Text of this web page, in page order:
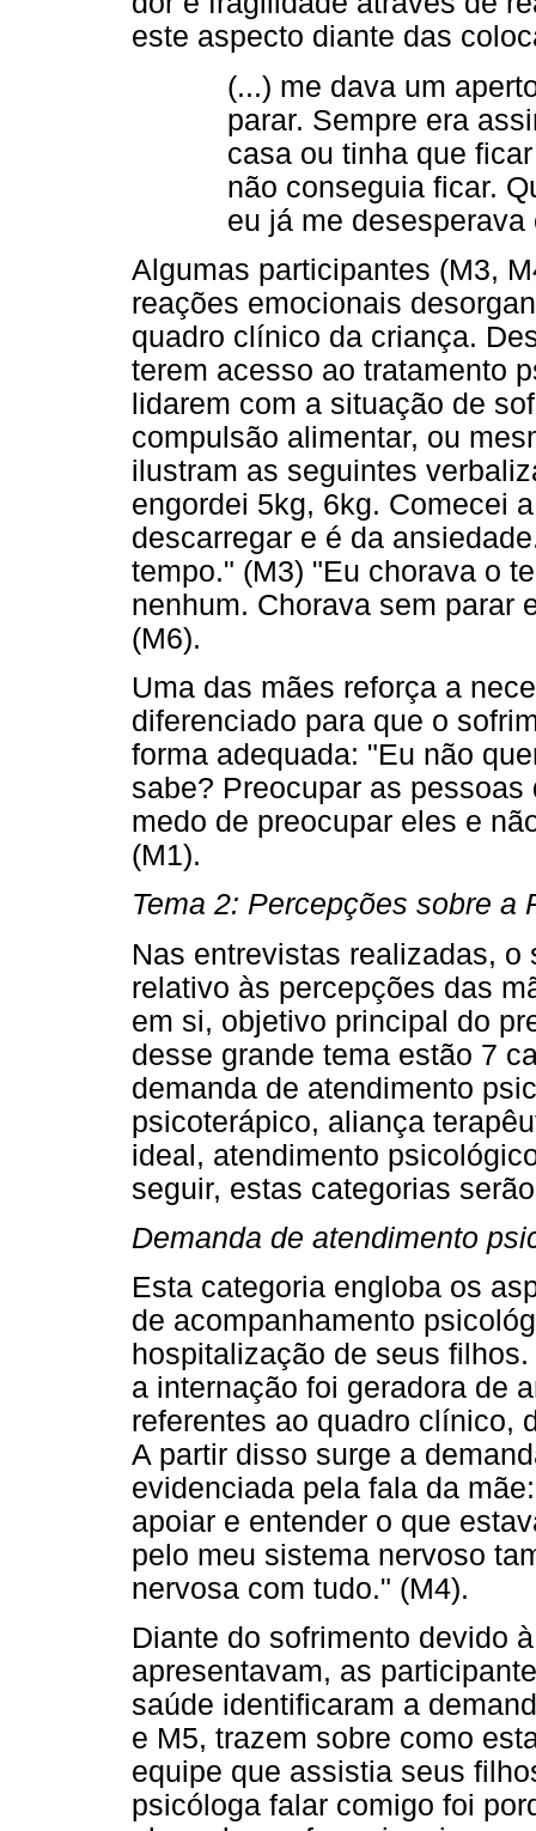
este aspecto diante das
(...) me dava um
parar. Sempre era
casa ou tinha que
não conseguia ficar.
eu já me desesperava
Algumas participantes (M3,
reações emocionais
quadro clínico da criança.
terem acesso ao tratamento
lidarem com a situação de
compulsão alimentar, ou
ilustram as seguintes
engordei 5kg, 6kg. Comecei
descarregar e é da
tempo." (M3) "Eu chorava o
nenhum. Chorava sem parar
(M6).
Uma das mães reforça a
diferenciado para que o
forma adequada: "Eu não
sabe? Preocupar as
medo de preocupar eles e
(M1).
Tema 2: Percepções sobre a
Nas entrevistas realizadas,
relativo às percepções das
em si, objetivo principal do
desse grande tema estão 7
demanda de atendimento
psicoterápico, aliança
ideal, atendimento
seguir, estas categorias
Demanda de atendimento
Esta categoria engloba os
de acompanhamento
hospitalização de seus
a internação foi geradora de
referentes ao quadro clínico,
A partir disso surge a
evidenciada pela fala da
apoiar e entender o que
pelo meu sistema nervoso
nervosa com tudo." (M4).
Diante do sofrimento devido
apresentavam, as
saúde identificaram a
e M5, trazem sobre como
equipe que assistia seus
psicóloga falar comigo foi